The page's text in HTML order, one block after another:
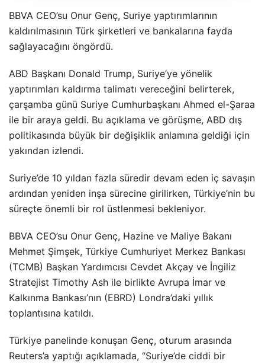
BBVA CEO’su Onur Genç, Suriye yaptırımlarının
kaldırılmasının Türk şirketleri ve bankalarına fayda
sağlayacağını öngördü.
ABD Başkanı Donald Trump, Suriye’ye yönelik
yaptırımları kaldırma talimatı vereceğini belirterek,
çarşamba günü Suriye Cumhurbaşkanı Ahmed el-Şaraa
ile bir araya geldi. Bu açıklama ve görüşme, ABD dış
politikasında büyük bir değişiklik anlamına geldiği için
yakından izlendi.
Suriye’de 10 yıldan fazla süredir devam eden iç savaşın
ardından yeniden inşa sürecine girilirken, Türkiye’nin bu
süreçte önemli bir rol üstlenmesi bekleniyor.
BBVA CEO’su Onur Genç, Hazine ve Maliye Bakanı
Mehmet Şimşek, Türkiye Cumhuriyet Merkez Bankası
(TCMB) Başkan Yardımcısı Cevdet Akçay ve İngiliz
Stratejist Timothy Ash ile birlikte Avrupa İmar ve
Kalkınma Bankası’nın (EBRD) Londra’daki yıllık
toplantısına katıldı.
Türkiye panelinde konuşan Genç, oturum arasında
Reuters’a yaptığı açıklamada, “Suriye’de ciddi bir